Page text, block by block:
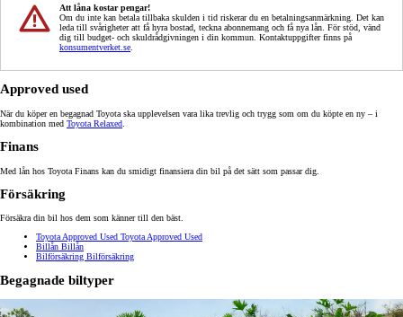
Att låna kostar pengar!
Om du inte kan betala tillbaka skulden i tid riskerar du en betalningsanmärkning. Det kan
leda till svårigheter att få hyra bostad, teckna abonnemang och få nya lån. För stöd, vänd
dig till budget- och skuldrådgivningen i din kommun. Kontaktuppgifter finns på
konsumentverket.se
Approved used
När du köper en begagnad Toyota ska upplevelsen vara lika trevlig och trygg som om du köpte en ny – i
kombination med Toyota Relaxed
Finans
Med lån hos Toyota Finans kan du smidigt finansiera din bil på det sätt som passar dig.
Försäkring
Försäkra din bil hos dem som känner till den bäst.
Toyota Approved Used Toyota Approved Used
Billån Billån
Bilförsäkring Bilförsäkring
Begagnade biltyper